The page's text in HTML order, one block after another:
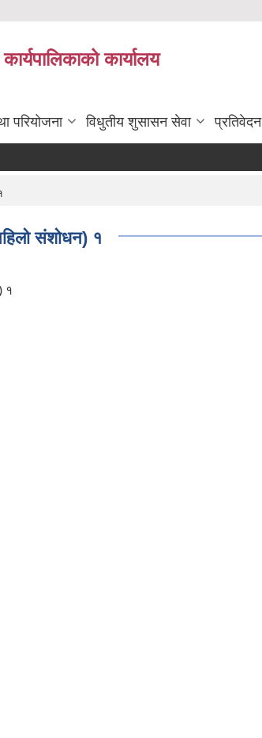
कार्यालय
परियोजना विधुतीय शुसासन सेवा प्रतिवेदन
संशोधन) १
१